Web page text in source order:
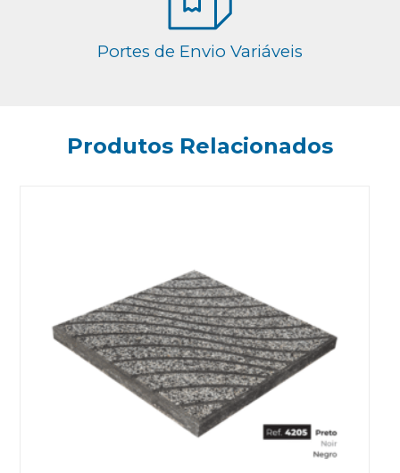
Portes de Envio Variáveis
Produtos Relacionados